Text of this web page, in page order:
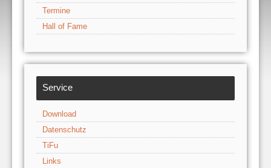
Termine
Hall of Fame
Service
Download
Datenschutz
TiFu
Links